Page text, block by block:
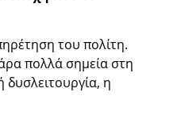
του πολίτη.
πολλά σημεία στη
δυσλειτουργία, η